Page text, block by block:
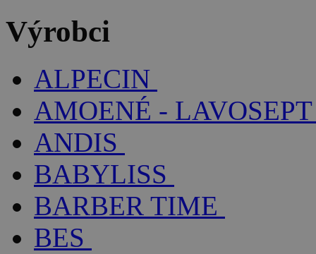
Výrobci
ALPECIN
AMOENÉ - LAVOSEPT
ANDIS
BABYLISS
BARBER TIME
BES